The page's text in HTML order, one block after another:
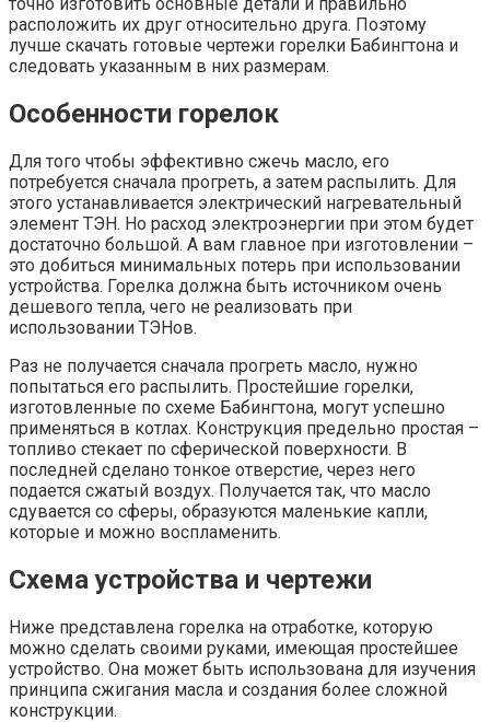
расположить их друг относительно друга. Поэтому
лучше скачать готовые чертежи горелки Бабингтона и
следовать указанным в них размерам.
Особенности горелок
Для того чтобы эффективно сжечь масло, его
потребуется сначала прогреть, а затем распылить. Для
этого устанавливается электрический нагревательный
элемент ТЭН. Но расход электроэнергии при этом будет
достаточно большой. А вам главное при изготовлении –
это добиться минимальных потерь при использовании
устройства. Горелка должна быть источником очень
дешевого тепла, чего не реализовать при
использовании ТЭНов.
Раз не получается сначала прогреть масло, нужно
попытаться его распылить. Простейшие горелки,
изготовленные по схеме Бабингтона, могут успешно
применяться в котлах. Конструкция предельно простая –
топливо стекает по сферической поверхности. В
последней сделано тонкое отверстие, через него
подается сжатый воздух. Получается так, что масло
сдувается со сферы, образуются маленькие капли,
которые и можно воспламенить.
Схема устройства и чертежи
Ниже представлена горелка на отработке, которую
можно сделать своими руками, имеющая простейшее
устройство. Она может быть использована для изучения
принципа сжигания масла и создания более сложной
конструкции.